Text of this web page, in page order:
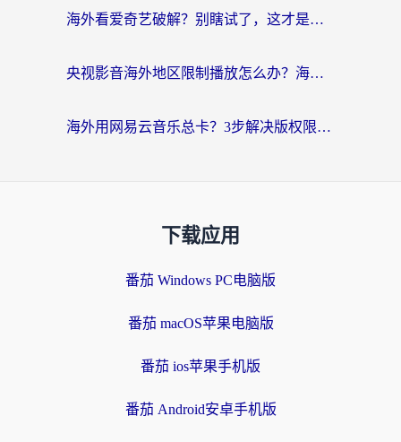
海外看爱奇艺破解？别瞎试了，这才是留学生华人追剧看球的正确打开方式
央视影音海外地区限制播放怎么办？海外党亲测有效的回国加速指南
海外用网易云音乐总卡？3步解决版权限制+卡顿，还能听喜马拉雅！
下载应用
番茄 Windows PC电脑版
番茄 macOS苹果电脑版
番茄 ios苹果手机版
番茄 Android安卓手机版